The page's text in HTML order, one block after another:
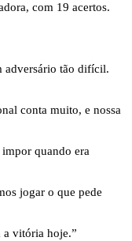
com 19 acertos.
adversário tão difícil.
conta muito, e nossa
impor quando era
jogar o que pede
a vitória hoje.”